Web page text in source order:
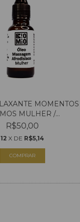
MOMENTOS
MULHER /...
R$50,00
12 X DE R$5,14